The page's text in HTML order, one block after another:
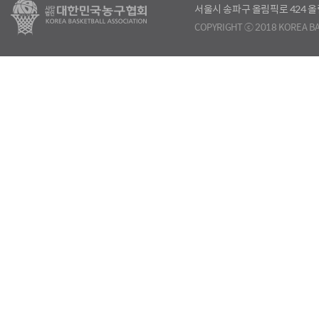
서울시 송파구 올림픽로 424
COPYRIGHT ⓒ 2018 KOREA